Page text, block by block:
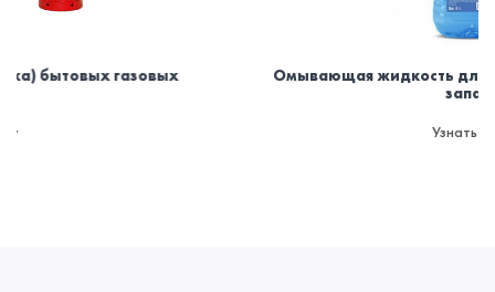
Омывающая жидкость для машины зимняя -30.